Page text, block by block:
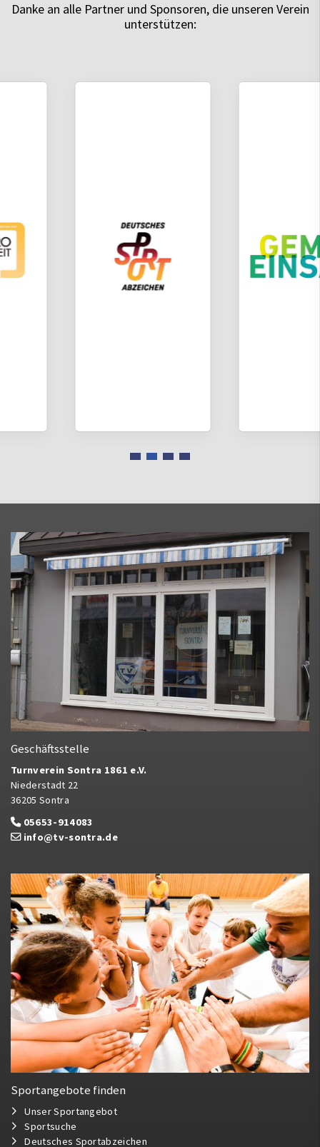
Danke an alle Partner und Sponsoren, die unseren Verein
unterstützen:
Geschäftsstelle
Turnverein Sontra 1861 e.V.
Niederstadt 22
36205 Sontra
05653-914083
info@tv-sontra.de
Sportangebote finden
Unser Sportangebot
Sportsuche
Deutsches Sportabzeichen